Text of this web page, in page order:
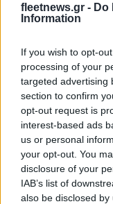
fleetnews.gr - Do
Information
If you wish to opt-
processing of your
targeted advertising
section to confirm
opt-out request is
interest-based ads
us or personal
your opt-out. You
disclosure of your
IAB’s list of
also be disclosed
Χρηματοδότηση 8
ευρώ σε 843 μέσα
ενημέρωσης-
πενταετές
ενίσχυσης του